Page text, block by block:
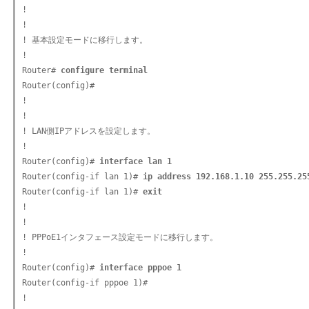
!
!
! 基本設定モードに移行します。
!
Router# configure terminal
Router(config)#
!
!
! LAN側IPアドレスを設定します。
!
Router(config)# interface lan 1
Router(config-if lan 1)# ip address 192.168.1.10
Router(config-if lan 1)# exit
!
!
! PPPoE1インタフェース設定モードに移行します。
!
Router(config)# interface pppoe 1
Router(config-if pppoe 1)#
!